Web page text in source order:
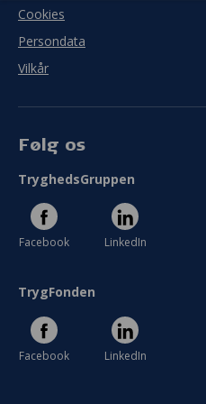
Cookies
Persondata
Vilkår
Følg os
TryghedsGruppen
Facebook LinkedIn
TrygFonden
Facebook LinkedIn